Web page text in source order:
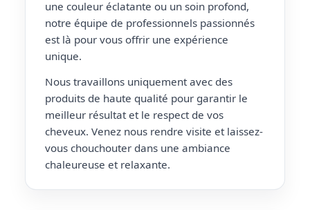
une couleur éclatante ou un soin profond,
notre équipe de professionnels passionnés
est là pour vous offrir une expérience
unique.
Nous travaillons uniquement avec des
produits de haute qualité pour garantir le
meilleur résultat et le respect de vos
cheveux. Venez nous rendre visite et laissez-
vous chouchouter dans une ambiance
chaleureuse et relaxante.